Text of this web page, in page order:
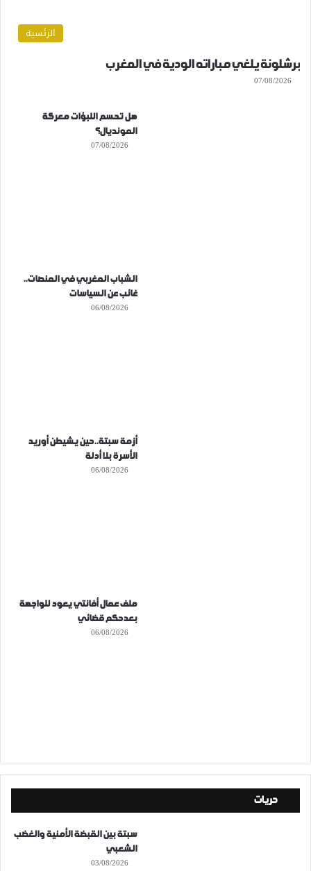
الرئسية
برشلونة يلغي مباراته الودية في المغرب
07/08/2026
هل تحسم اللبؤات معركة
المونديال؟
07/08/2026
الشباب المغربي في المنصات..
غائب عن السياسات
06/08/2026
أزمة سبتة..حين يشيطن أوريد
الأسرة بلا أدلة
06/08/2026
ملف عمال أفانتي يعود للواجهة
بعدحكم قضائي
06/08/2026
حريات
سبتة بين القبضة الأمنية والغضب
الشعبي
03/08/2026